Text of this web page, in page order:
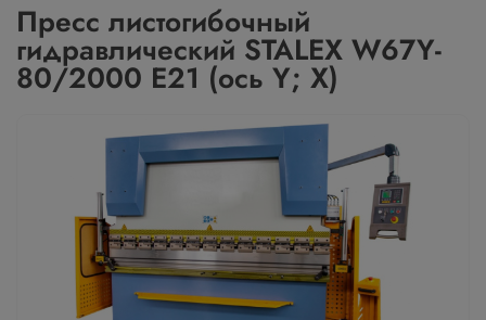
Пресс листогибочный
гидравлический STALEX W67Y-
80/2000 Е21 (ось Y; X)